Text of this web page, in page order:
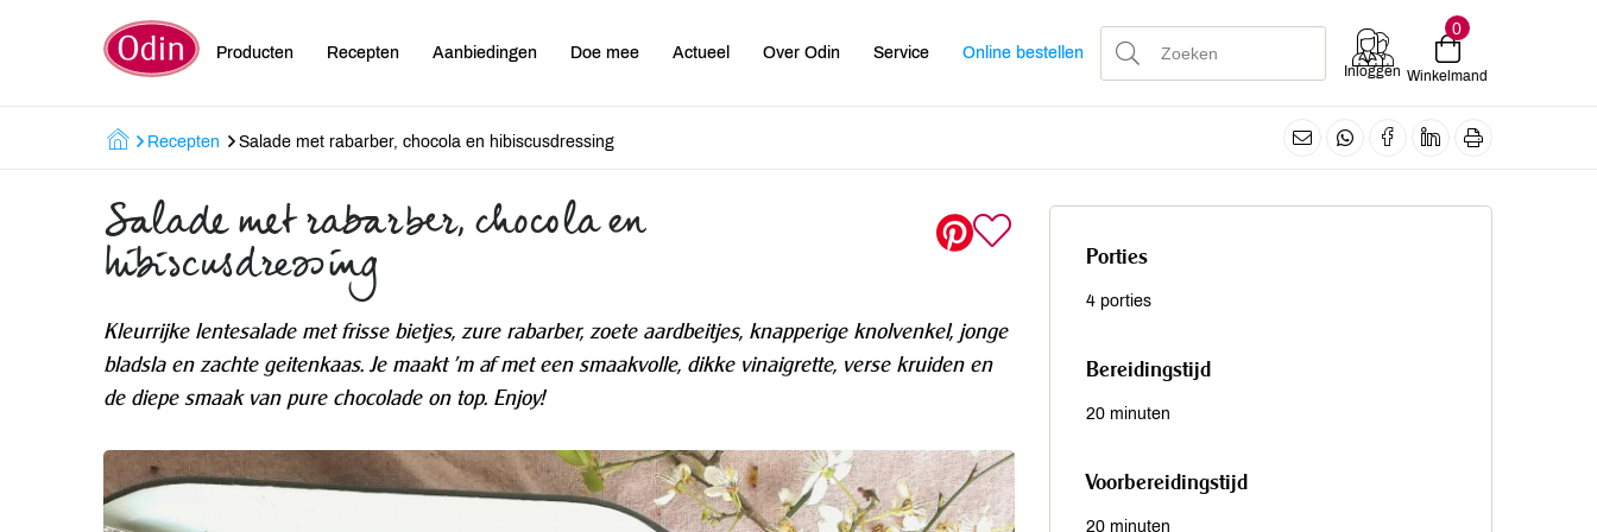
Producten Recepten Aanbiedingen Doe mee Actueel Over Odin Service Online bestellen
Inloggen
0
Winkelmand
Recepten Salade met rabarber, chocola en hibiscusdressing
Salade met rabarber, chocola en
hibiscusdressing
Kleurrijke lentesalade met frisse bietjes, zure rabarber, zoete aardbeitjes, knapperige knolvenkel, jonge
bladsla en zachte geitenkaas. Je maakt 'm af met een smaakvolle, dikke vinaigrette, verse kruiden en
de diepe smaak van pure chocolade on top. Enjoy!
Porties
4 porties
Bereidingstijd
20 minuten
Voorbereidingstijd
20 minuten